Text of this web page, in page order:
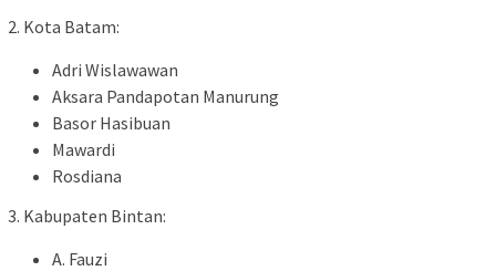
2. Kota Batam:
Adri Wislawawan
Aksara Pandapotan Manurung
Basor Hasibuan
Mawardi
Rosdiana
3. Kabupaten Bintan:
A. Fauzi